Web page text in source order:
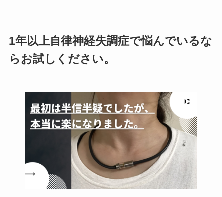
1年以上自律神経失調症で悩んでいるな
らお試しください。